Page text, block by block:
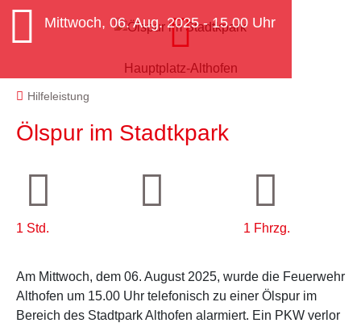
Mittwoch, 06. Aug. 2025 - 15.00 Uhr
Hauptplatz-Althofen
Hilfeleistung
Ölspur im Stadtkpark
1 Std. 1 Fhrzg.
Am Mittwoch, dem 06. August 2025, wurde die Feuerwehr
Althofen um 15.00 Uhr telefonisch zu einer Ölspur im
Bereich des Stadtpark Althofen alarmiert. Ein PKW verlor